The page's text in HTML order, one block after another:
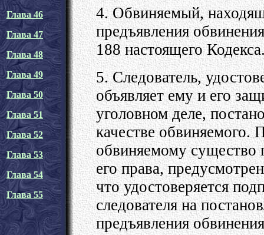
Глава 46
Глава 47
Глава 48
Глава 49
Глава 50
Глава 51
Глава 52
Глава 53
Глава 54
Глава 55
4. Обвиняемый,
предъявления
188 настоящего
5. Следователь,
объявляет ему и его
уголовном деле,
качестве обвиняемого.
обвиняемому существо
его права,
что удостоверяется
следователя на
предъявления